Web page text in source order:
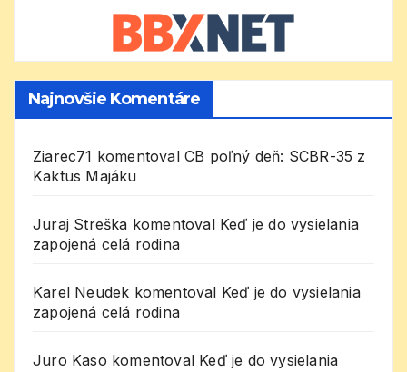
Najnovšie Komentáre
Ziarec71 komentovalCB poľný deň: SCBR-35 z
Kaktus Majáku
Juraj Streška komentoval Keď je do vysielania
zapojená celá rodina
Karel Neudek komentoval Keď je do vysielania
zapojená celá rodina
Juro Kaso komentoval Keď je do vysielania